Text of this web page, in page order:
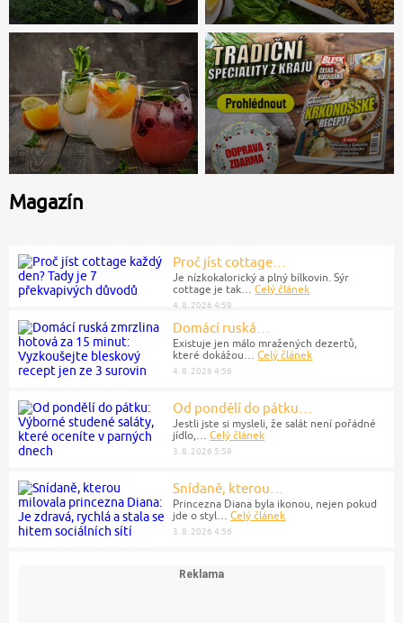
Brambory
Knedlíky
Rýže
Luštěniny
Více
Špagety
Lasagne
Zapečené
Gnocchi
Více
Maso & ryby &
mořské plody
Maso Ryby Více
Vegetariánské a
zdravé
Obilné klíčky
Chia semínka
Nápoje
Horké nápoje
Více
Magazín
Proč jíst cottage…
Je nízkokalorický a plný bílkovin. Sýr
cottage je tak…Celý článek
4. 8. 2026 4:59
Domácí ruská…
Existuje jen málo mražených dezertů,
které dokážou…Celý článek
4. 8. 2026 4:56
Od pondělí do pátku…
Jestli jste si mysleli, že salát není pořádné
jídlo,…Celý článek
3. 8. 2026 5:59
Snídaně, kterou…
Princezna Diana byla ikonou, nejen pokud
jde o styl…Celý článek
3. 8. 2026 4:56